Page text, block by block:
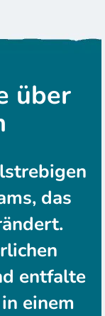
über
das
entfalte
einem